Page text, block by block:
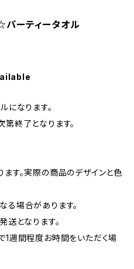
パーティータオル
になります。
終了となります。
す。実際の商品のデザインと色
る場合があります。
送となります。
1週間程度お時間をいただく場